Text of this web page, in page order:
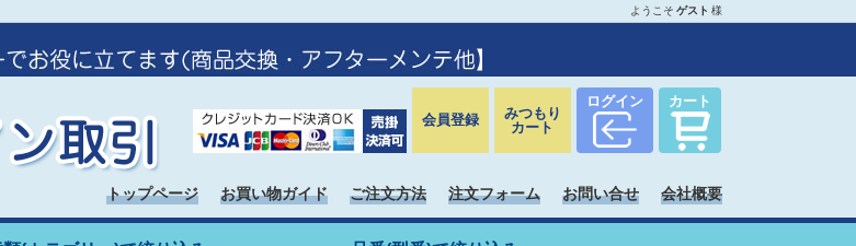
ようこそ ゲスト 様
会員登録
みつもり
カート
ログイン カート
トップページ お買い物ガイド ご注文方法 注文フォーム お問い合せ 会社概要